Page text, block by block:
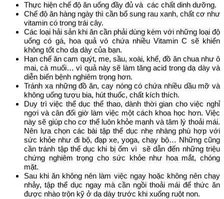
Thực hiện chế độ ăn uống đầy đủ và các chất dinh dưỡng.
Chế độ ăn hàng ngày thì cần bổ sung rau xanh, chất cơ như
vitamin có trong trái cây.
Các loại hải sản khi ăn cần phải dùng kèm với những loại độ
uống có gá, hoa quả vó chứa nhiều Vitamin C sẽ khiến
không tốt cho dạ dày của bạn.
Hạn chế ăn cam quýt, me, sầu, xoài, khế, đồ ăn chua như ô
mai, cà muối… vì quả này sẽ làm tăng acid trong dạ dày và
diễn biến bệnh nghiêm trọng hơn.
Tránh xa những đồ ăn, cay nóng có chứa nhiều dầu mỡ và
không uống tượu bia, hút thuốc, chất kích thích.
Duy trì việc thể dục thể thao, dành thời gian cho việc nghỉ
ngơi và cân đối giờ làm việc một cách khoa học hơn. Việc
này sẽ giúp cho cơ thể luôn khỏe mạnh và tâm lý thoải mái.
Nên lựa chọn các bài tập thể dục nhẹ nhàng phù hợp với
sức khỏe như đi bộ, đạp xe, yoga, chạy bộ… Những cũng
cần tránh tập thể dục khi bị ốm vì sẽ dẫn đến những triệu
chứng nghiêm trọng cho sức khỏe như hoa mắt, chóng
mặt.
Sau khi ăn không nên làm việc ngay hoặc không nên chạy
nhảy, tập thể dục ngay mà cần ngồi thoải mái để thức ăn
được nhào trộn kỹ ở dạ dày trước khi xuống ruột non.